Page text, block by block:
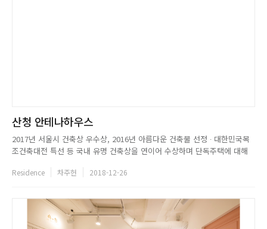
산청 안테나하우스
2017년 서울시 건축상 우수상, 2016년 아름다운 건축물 선정 ∙ 대한민국목
조건축대전 특선 등 국내 유명 건축상을 연이어 수상하며 단독주택에 대해
간을 선사한다. 이들은 다각화된 클라이언트의 요구를 수용한 공간을 넘어,
Residence 차주헌 2018-12-26